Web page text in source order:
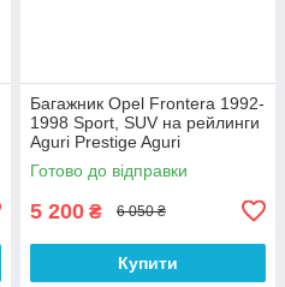
Багажник Opel Frontera 1992-
1998 Sport, SUV на рейлинги
Aguri Prestige Aguri
Готово до відправки
5 200 ₴ 6 050 ₴
Купити